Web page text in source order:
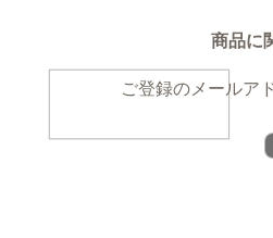
商品に
ご登録のメールア